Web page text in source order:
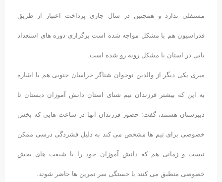
مستقلی ندارد و همچنین در سال جاری پرداخت اعتبار از طریق
فدراسیون هم با مشکل مواجه شده است برگزاری دوره های استعداد
یابی در استان با مشکل روبه رو شده است.
میری یکی دیگر از والدین نوجوان شناگر خراسان جنوبی هم با اشاره
به این که بیشتر فرزندان تیم شنای استان دانش آموزان دبستان تا
دبیرستان هستند، گفت: حضور فرزندان آنها در ساعت هایی که بخش
خصوصی برای تیم ها مشخص می کند به دلیل فشردگی درسی ممکن
نیست و زمانی هم که دانش آموزان خود را با شیفت های بخش
خصوصی منطبق می کنند با خستگی سر تمرین ها حاضر شوند.